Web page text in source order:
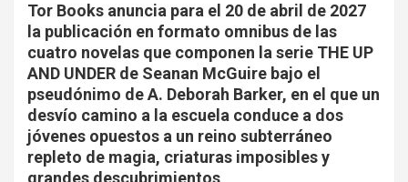
Tor Books anuncia para el 20 de abril de 2027
la publicación en formato omnibus de las
cuatro novelas que componen la serie THE UP
AND UNDER de Seanan McGuire bajo el
pseudónimo de A. Deborah Barker, en el que un
desvío camino a la escuela conduce a dos
jóvenes opuestos a un reino subterráneo
repleto de magia, criaturas imposibles y